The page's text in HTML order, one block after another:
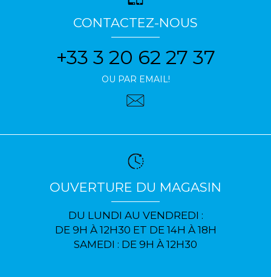
CONTACTEZ-NOUS
+33 3 20 62 27 37
OU PAR EMAIL!
OUVERTURE DU MAGASIN
DU LUNDI AU VENDREDI :
DE 9H À 12H30 ET DE 14H À 18H
SAMEDI : DE 9H À 12H30